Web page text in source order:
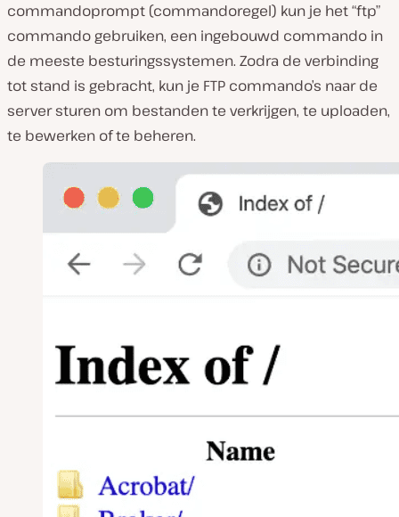
commandoprompt (commandoregel) kun je het “ftp”
commando gebruiken, een ingebouwd commando in
de meeste besturingssystemen. Zodra de verbinding
tot stand is gebracht, kun je FTP commando’s naar de
server sturen om bestanden te verkrijgen, te uploaden,
te bewerken of te beheren.